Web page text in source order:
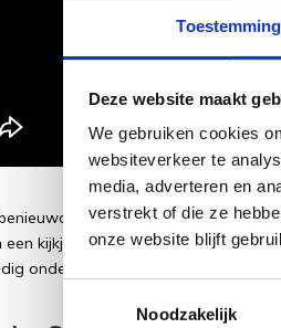
Toestemming
Deze website maakt
We gebruiken cookies
websiteverkeer te
media, adverteren en
verstrekt of die ze
onze website blijft
Noodzakelijk
naar wat wij allemaal
kijkje te nemen in onze
onderhoud geeft. U bent van